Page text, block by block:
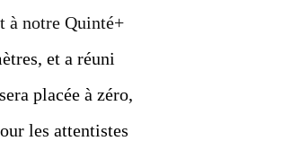
à notre Quinté+
et a réuni
placée à zéro,
les attentistes